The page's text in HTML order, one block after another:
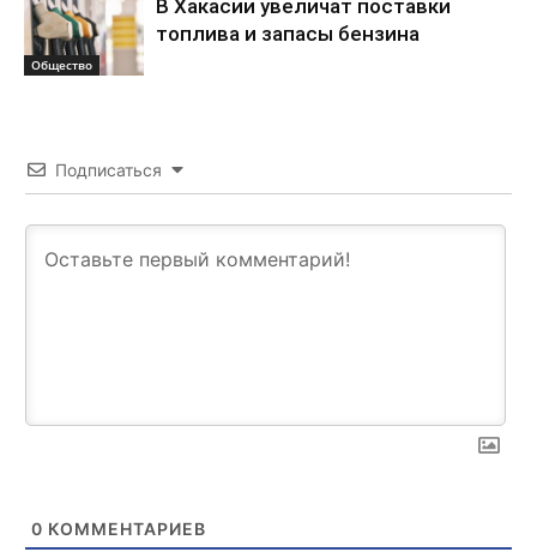
Общество
В Хакасии увеличат поставки
топлива и запасы бензина
Подписаться
0 КОММЕНТАРИЕВ